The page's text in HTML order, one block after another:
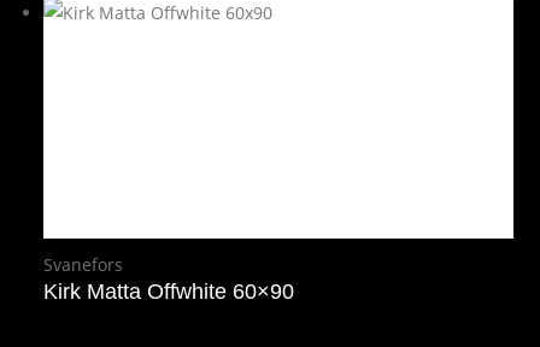
Svanefors
Kirk Matta Offwhite 60×90